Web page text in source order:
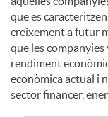
que es
creixement a futur
que les companyies
rendiment
econòmica actual i
sector financer,